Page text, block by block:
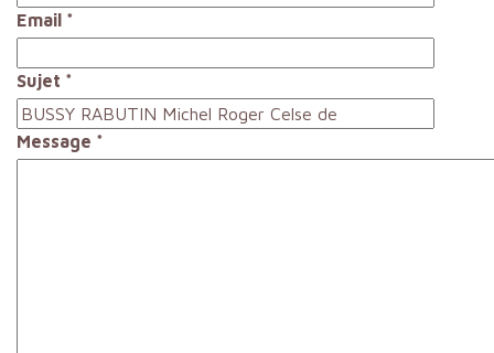
Email *
Sujet *
Message *